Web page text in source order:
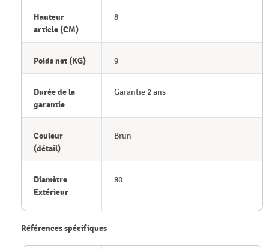
Hauteur
article (CM)
8
Poids net (KG) 9
Durée de la
garantie
Garantie 2 ans
Couleur
(détail)
Brun
Diamètre
Extérieur
80
Références spécifiques